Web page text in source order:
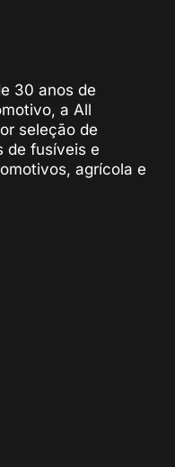
30 anos de
a All
seleção de
de fusíveis e
agrícola e